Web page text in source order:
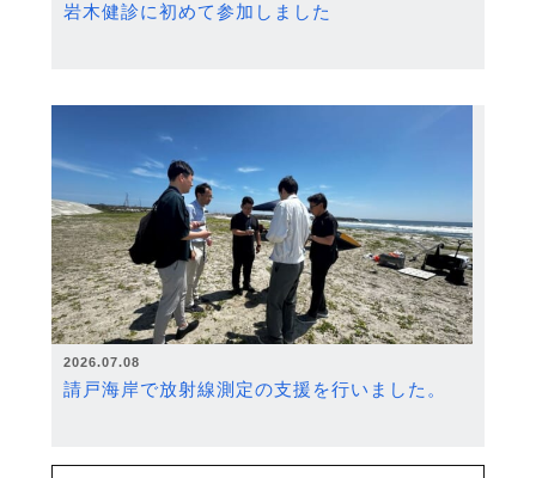
岩木健診に初めて参加しました
2026.07.08
請戸海岸で放射線測定の支援を行いました。